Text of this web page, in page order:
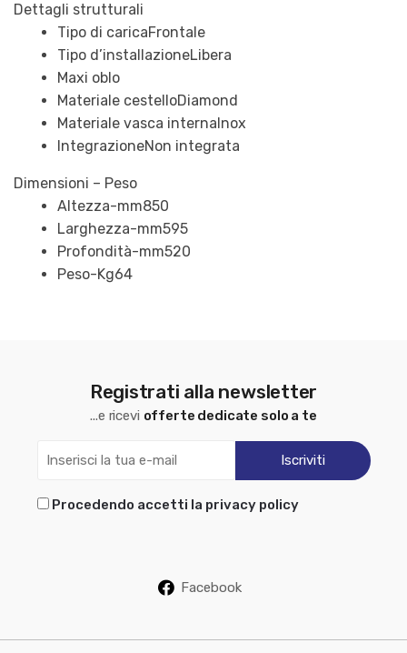
Dettagli strutturali
Tipo di caricaFrontale
Tipo d’installazioneLibera
Maxi oblo
Materiale cestelloDiamond
Materiale vasca interna Inox
IntegrazioneNon integrata
Dimensioni – Peso
Altezza-mm850
Larghezza-mm595
Profondità-mm520
Peso-Kg64
Registrati alla newsletter
...e ricevi offerte dedicate solo a te
Procedendo accetti la privacy policy
Facebook